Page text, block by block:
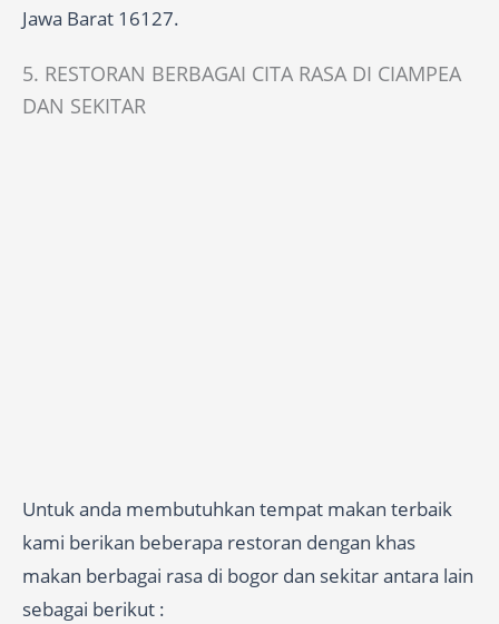
Jawa Barat 16127.
5. RESTORAN BERBAGAI CITA RASA DI CIAMPEA
DAN SEKITAR
Untuk anda membutuhkan tempat makan terbaik
kami berikan beberapa restoran dengan khas
makan berbagai rasa di bogor dan sekitar antara lain
sebagai berikut :